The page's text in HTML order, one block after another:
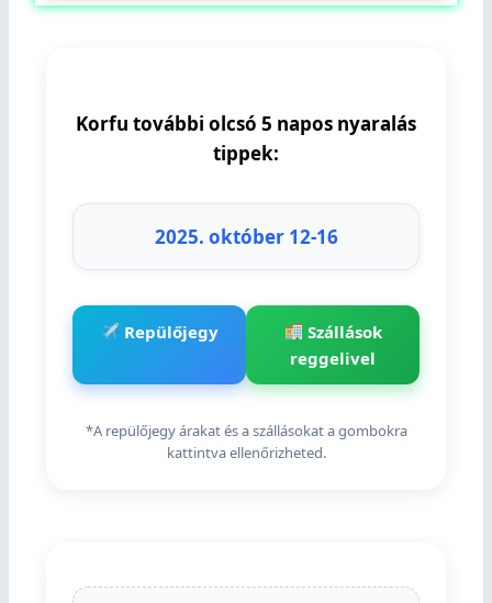
Korfu további olcsó 5 napos nyaralás
tippek:
2025. október 12-16
Repülőjegy
Szállások
reggelivel
*A repülőjegy árakat és a szállásokat a gombokra
kattintva ellenőrizheted.